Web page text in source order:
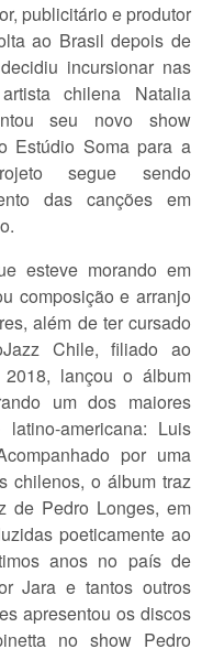
publicitário e produtor
ao Brasil depois de
incursionar nas
chilena Natalia
seu novo show
Estúdio Soma para a
segue sendo
das canções em
esteve morando em
composição e arranjo
além de ter cursado
Chile, filiado ao
lançou o álbum
um dos maiores
americana: Luis
por uma
chilenos, o álbum traz
de Pedro Longes, em
poeticamente ao
anos no país de
Jara e tantos outros
apresentou os discos
no show Pedro